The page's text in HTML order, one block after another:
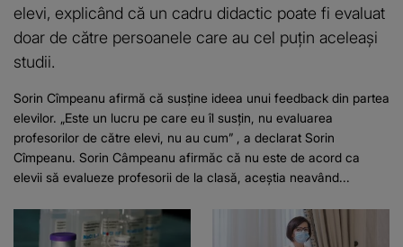
elevi, explicând că un cadru didactic poate fi evaluat
doar de către persoanele care au cel puțin aceleași
studii.
Sorin Cîmpeanu afirmă că susţine ideea unui feedback din partea
elevilor. „Este un lucru pe care eu îl susţin, nu evaluarea
profesorilor de către elevi, nu au cum” , a declarat Sorin
Cîmpeanu. Sorin Câmpeanu afirmăc că nu este de acord ca
elevii să evalueze profesorii de la clasă, aceștia neavând...